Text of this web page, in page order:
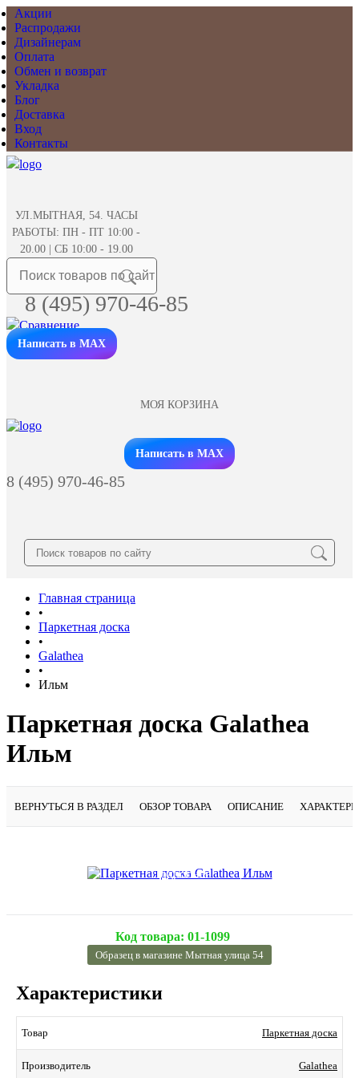
Акции
Распродажи
Дизайнерам
Оплата
Обмен и возврат
Укладка
Блог
Доставка
Вход
Контакты
УЛ.МЫТНАЯ, 54. ЧАСЫ
РАБОТЫ: ПН - ПТ 10:00 -
20.00 | СБ 10:00 - 19.00
8 (495) 970-46-85
Написать в MAX
МОЯ КОРЗИНА
Заказать звонок
Написать в MAX
8 (495) 970-46-85
Главная страница
•
Паркетная доска
•
Galathea
•
Ильм
Паркетная доска Galathea
Ильм
ВЕРНУТЬСЯ В РАЗДЕЛ ОБЗОР ТОВАРА ОПИСАНИЕ
Подробнее
Код товара: 01-1099
Образец в магазине Мытная улица 54
Характеристики
Товар Паркетная доска
Производитель Galathea